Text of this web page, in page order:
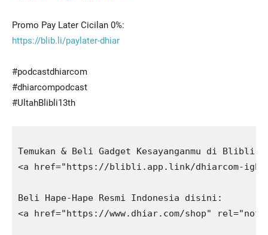
Promo Pay Later Cicilan 0%:
https://blib.li/paylater-dhiar
#podcastdhiarcom
#dhiarcompodcast
#UltahBlibli13th
Temukan & Beli Gadget Kesayanganmu di Blibli:
<a href="https://blibli.app.link/dhiarcom-
Beli Hape-Hape Resmi Indonesia disini:
<a href="https://www.dhiar.com/shop"